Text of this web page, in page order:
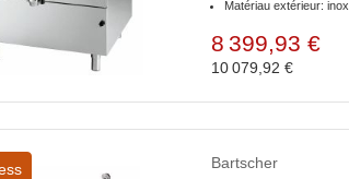
Matériau extérieur: inox
8 399,93 €
10 079,92 €
Bartscher